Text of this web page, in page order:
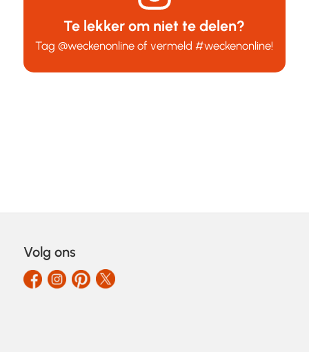
Te lekker om niet te delen?
Tag@weckenonline of vermeld#weckenonline!
Volg ons